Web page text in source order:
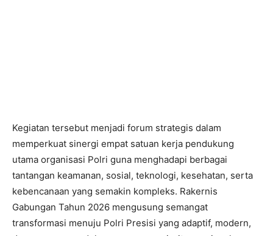
Kegiatan tersebut menjadi forum strategis dalam
memperkuat sinergi empat satuan kerja pendukung
utama organisasi Polri guna menghadapi berbagai
tantangan keamanan, sosial, teknologi, kesehatan, serta
kebencanaan yang semakin kompleks. Rakernis
Gabungan Tahun 2026 mengusung semangat
transformasi menuju Polri Presisi yang adaptif, modern,